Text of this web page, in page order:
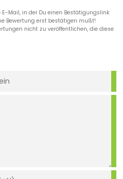
Mail, in der Du einen Bestätigungslink
Bewertung erst bestätigen mußt!
nicht zu veröffentlichen, die diese